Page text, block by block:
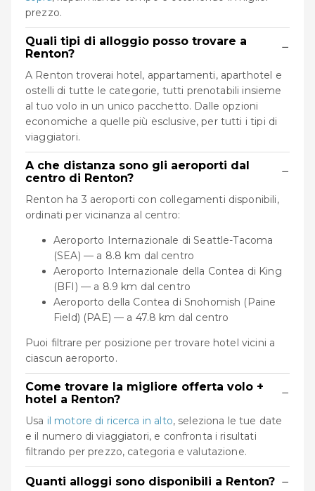
prezzo.
Quali tipi di alloggio posso trovare a
Renton?
−
A Renton troverai hotel, appartamenti, aparthotel e
ostelli di tutte le categorie, tutti prenotabili insieme
al tuo volo in un unico pacchetto. Dalle opzioni
economiche a quelle più esclusive, per tutti i tipi di
viaggiatori.
A che distanza sono gli aeroporti dal
centro di Renton?
−
Renton ha 3 aeroporti con collegamenti disponibili,
ordinati per vicinanza al centro:
Aeroporto Internazionale di Seattle-Tacoma
(SEA) — a 8.8 km dal centro
Aeroporto Internazionale della Contea di King
(BFI) — a 8.9 km dal centro
Aeroporto della Contea di Snohomish (Paine
Field) (PAE) — a 47.8 km dal centro
Puoi filtrare per posizione per trovare hotel vicini a
ciascun aeroporto.
Come trovare la migliore offerta volo +
hotel a Renton?
−
Usa il motore di ricerca in alto, seleziona le tue date
e il numero di viaggiatori, e confronta i risultati
filtrando per prezzo, categoria e valutazione.
Quanti alloggi sono disponibili a Renton? −